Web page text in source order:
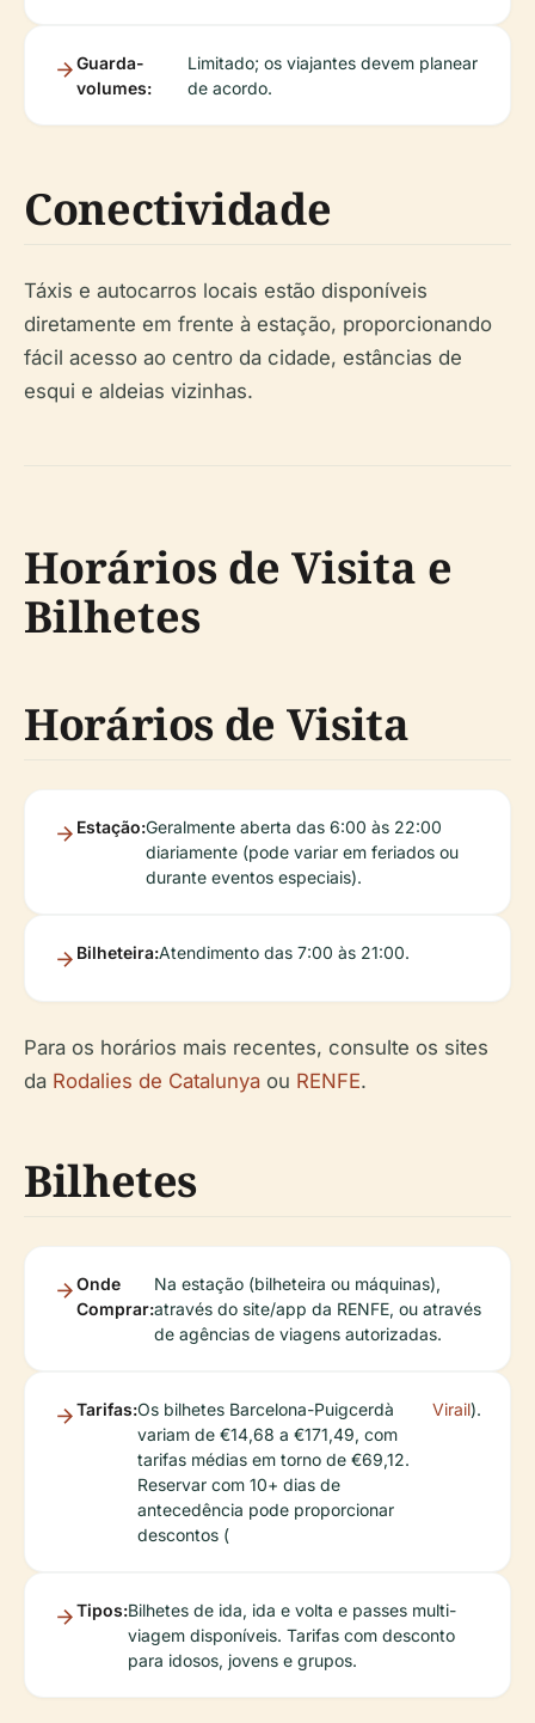
Guarda-
volumes:
Limitado; os viajantes devem planear
de acordo.
Conectividade
Táxis e autocarros locais estão disponíveis
diretamente em frente à estação, proporcionando
fácil acesso ao centro da cidade, estâncias de
esqui e aldeias vizinhas.
Horários de Visita e
Bilhetes
Horários de Visita
Estação:Geralmente aberta das 6:00 às 22:00
diariamente (pode variar em feriados ou
durante eventos especiais).
Bilheteira:Atendimento das 7:00 às 21:00.
Para os horários mais recentes, consulte os sites
da Rodalies de Catalunya ou RENFE.
Bilhetes
Onde
Comprar:
Na estação (bilheteira ou máquinas),
através do site/app da RENFE, ou através
de agências de viagens autorizadas.
Tarifas:Os bilhetes Barcelona-Puigcerdà
variam de €14,68 a €171,49, com
tarifas médias em torno de €69,12.
Reservar com 10+ dias de
antecedência pode proporcionar
descontos (
Virail).
Tipos:Bilhetes de ida, ida e volta e passes multi-
viagem disponíveis. Tarifas com desconto
para idosos, jovens e grupos.